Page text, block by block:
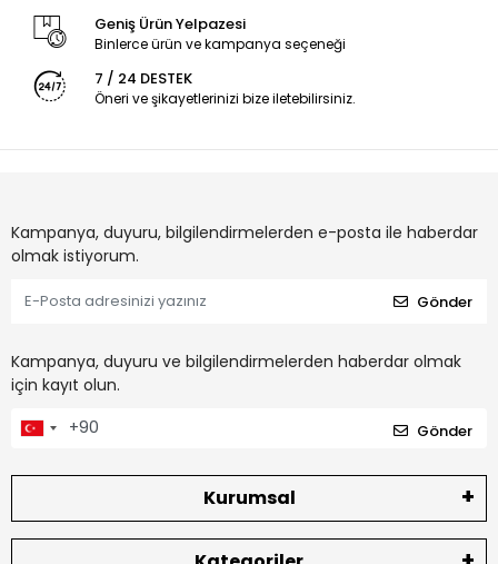
Geniş Ürün Yelpazesi
Binlerce ürün ve kampanya seçeneği
7 / 24 DESTEK
Öneri ve şikayetlerinizi bize iletebilirsiniz.
Kampanya, duyuru, bilgilendirmelerden e-posta ile haberdar
olmak istiyorum.
Gönder
Kampanya, duyuru ve bilgilendirmelerden haberdar olmak
için kayıt olun.
Gönder
Kurumsal